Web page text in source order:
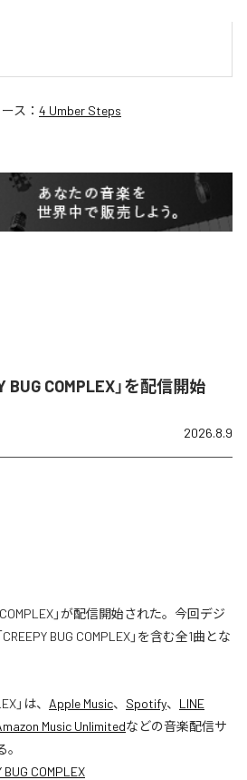
ス： 4 Umber Steps
BUG COMPLEX」を配信開始
2026.8.9
」が配信開始された。今回デジ
BUG COMPLEX」を含む全1曲とな
」は、 Apple Music、 Spotify、 LINE
Music Unlimitedなどの音楽配信サ
BUG COMPLEX